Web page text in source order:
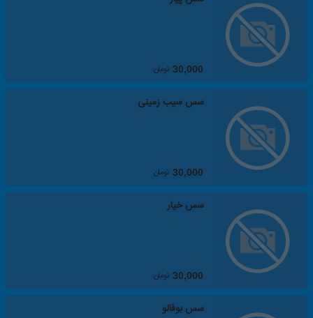
30,000 تومان
سس سیب زمینی
30,000 تومان
سس خیار
30,000 تومان
سس بوفالو